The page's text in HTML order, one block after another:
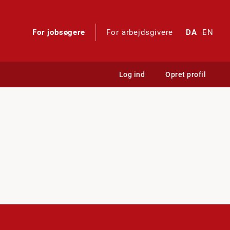
For jobsøgere For arbejdsgivere DA EN
Log ind Opret profil